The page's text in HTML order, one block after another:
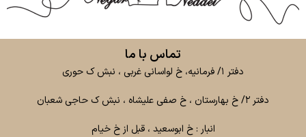
تماس با ما
دفتر ۱/ فرمانیه، خ لواسانی غربی ، نبش ک حوری
دفتر ۲/ خ بهارستان ، خ صفی علیشاه ، نبش ک حاجی شعبان
انبار : خ ابوسعید ، قبل از خ خیام